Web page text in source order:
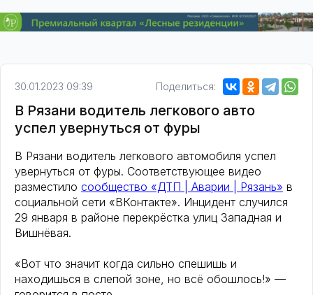
30.01.2023 09:39 Поделиться:
В Рязани водитель легкового авто
успел увернуться от фуры
В Рязани водитель легкового автомобиля успел
увернуться от фуры. Соответствующее видео
разместило сообщество «ДТП | Аварии | Рязань» в
социальной сети «ВКонтакте». Инцидент случился
29 января в районе перекрёстка улиц Западная и
Вишнёвая.
«Вот что значит когда сильно спешишь и
находишься в слепой зоне, но всё обошлось!» —